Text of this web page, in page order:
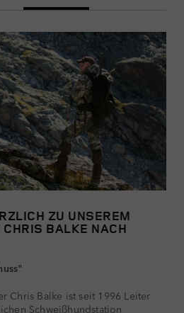
ZU UNSEREM
BALKE NACH
Chris Balke ist seit 1996 Leiter
Schweißhundstation